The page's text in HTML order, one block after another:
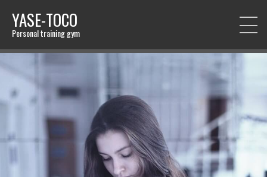
YASE-TOCO
Personal training gym